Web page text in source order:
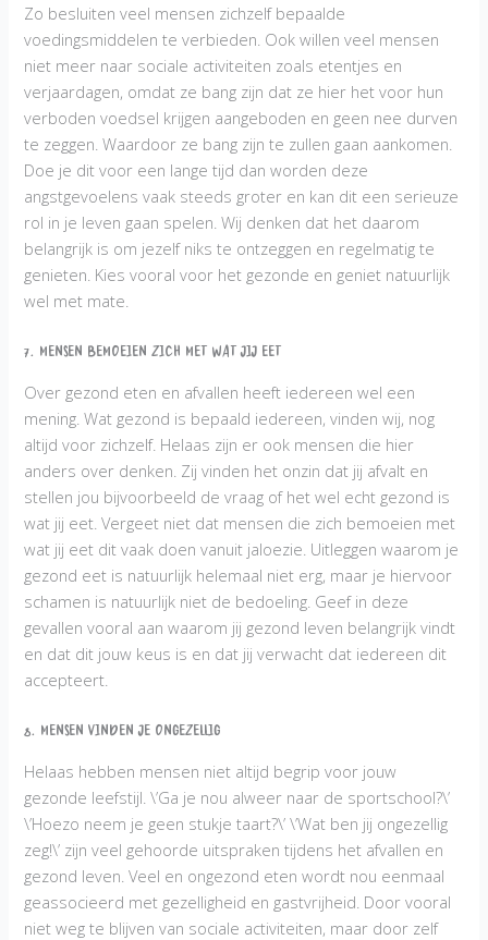
Zo besluiten veel mensen zichzelf bepaalde
voedingsmiddelen te verbieden. Ook willen veel mensen
niet meer naar sociale activiteiten zoals etentjes en
verjaardagen, omdat ze bang zijn dat ze hier het voor hun
verboden voedsel krijgen aangeboden en geen nee durven
te zeggen. Waardoor ze bang zijn te zullen gaan aankomen.
Doe je dit voor een lange tijd dan worden deze
angstgevoelens vaak steeds groter en kan dit een serieuze
rol in je leven gaan spelen. Wij denken dat het daarom
belangrijk is om jezelf niks te ontzeggen en regelmatig te
genieten. Kies vooral voor het gezonde en geniet natuurlijk
wel met mate.
7. Mensen bemoeien zich met wat jij eet
Over gezond eten en afvallen heeft iedereen wel een
mening. Wat gezond is bepaald iedereen, vinden wij, nog
altijd voor zichzelf. Helaas zijn er ook mensen die hier
anders over denken. Zij vinden het onzin dat jij afvalt en
stellen jou bijvoorbeeld de vraag of het wel echt gezond is
wat jij eet. Vergeet niet dat mensen die zich bemoeien met
wat jij eet dit vaak doen vanuit jaloezie. Uitleggen waarom je
gezond eet is natuurlijk helemaal niet erg, maar je hiervoor
schamen is natuurlijk niet de bedoeling. Geef in deze
gevallen vooral aan waarom jij gezond leven belangrijk vindt
en dat dit jouw keus is en dat jij verwacht dat iedereen dit
accepteert.
8. Mensen vinden je ongezellig
Helaas hebben mensen niet altijd begrip voor jouw
gezonde leefstijl. \’Ga je nou alweer naar de sportschool?\’
\’Hoezo neem je geen stukje taart?\’ \’Wat ben jij ongezellig
zeg!\’ zijn veel gehoorde uitspraken tijdens het afvallen en
gezond leven. Veel en ongezond eten wordt nou eenmaal
geassocieerd met gezelligheid en gastvrijheid. Door vooral
niet weg te blijven van sociale activiteiten, maar door zelf